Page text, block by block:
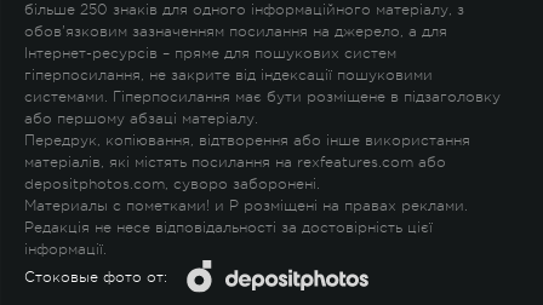
більше 250 знаків для одного інформаційного матеріалу, з
обов'язковим зазначенням посилання на джерело, а для
Інтернет-ресурсів – пряме для пошукових систем
гіперпосилання, не закрите від індексації пошуковими
системами. Гіперпосилання має бути розміщене в підзаголовку
або першому абзаці матеріалу.
Передрук, копіювання, відтворення або інше використання
матеріалів, які містять посилання на rexfeatures.com або
depositphotos.com, суворо заборонені.
Материалы с пометками! и P розміщені на правах реклами.
Редакція не несе відповідальності за достовірність цієї
інформації.
Стоковые фото от: